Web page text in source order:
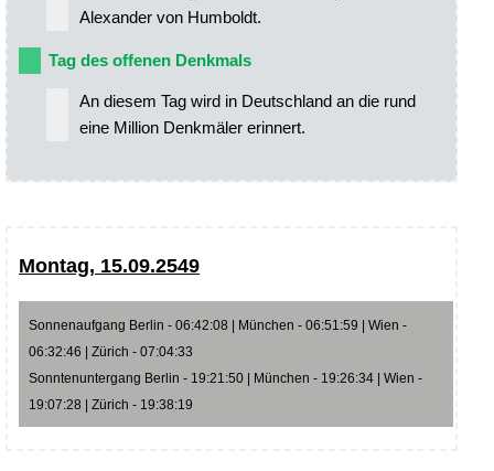
Alexander von Humboldt.
Tag des offenen Denkmals
An diesem Tag wird in Deutschland an die rund
eine Million Denkmäler erinnert.
Montag, 15.09.2549
Sonnenaufgang Berlin - 06:42:08 | München - 06:51:59 | Wien -
06:32:46 | Zürich - 07:04:33
Sonntenuntergang Berlin - 19:21:50 | München - 19:26:34 | Wien -
19:07:28 | Zürich - 19:38:19